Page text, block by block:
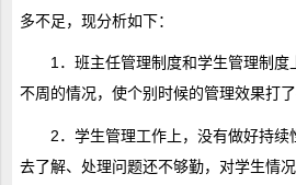
多不足，现分析如下：
1．班主任管理制度和学生管理制度
不周的情况，使个别时候的管理效果打了
2．学生管理工作上，没有做好持续
去了解、处理问题还不够勤，对学生情况